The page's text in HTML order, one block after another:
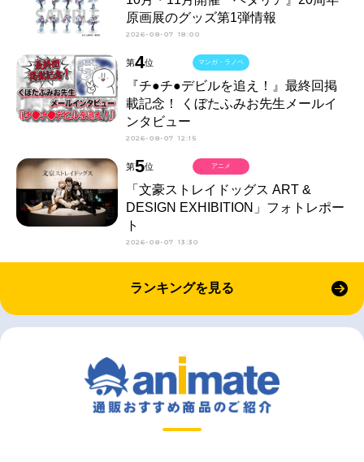
原画展のグッズ第1弾情報
2026-08-07 18:00
第4位
『チ●チ●デビルを追え！』最終回掲
載記念！ くぼたふみお先生メールイ
ンタビュー
2026-08-07 12:15
マンガ・ラノベ
第5位
「文豪ストレイドッグス ART &
DESIGN EXHIBITION」フォトレポー
ト
2026-08-07 13:30
アニメ
ランキングを見る